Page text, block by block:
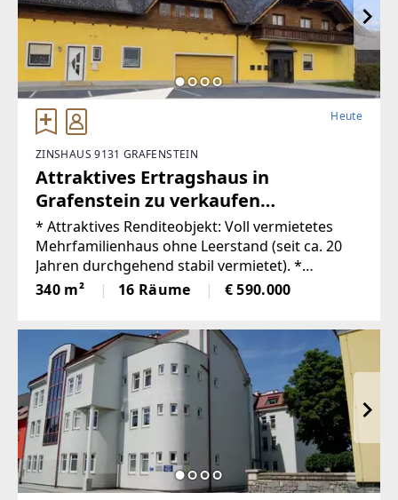
Heute
ZINSHAUS 9131 GRAFENSTEIN
Attraktives Ertragshaus in
Grafenstein zu verkaufen
(Provisionsfrei)
* Attraktives Renditeobjekt: Voll vermietetes
Mehrfamilienhaus ohne Leerstand (seit ca. 20
Jahren durchgehend stabil vermietet). *
Zukunftssichere Technik: Beheizung modern
über Fernwärme und brandneuer
340 m² 16 Räume € 590.000